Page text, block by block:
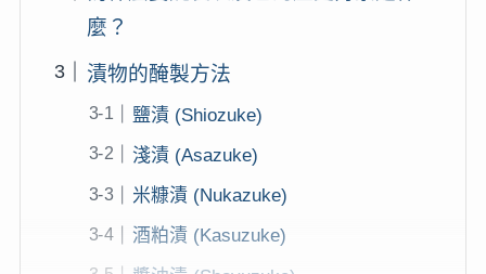
麼？
漬物的醃製方法
鹽漬 (Shiozuke)
淺漬 (Asazuke)
米糠漬 (Nukazuke)
酒粕漬 (Kasuzuke)